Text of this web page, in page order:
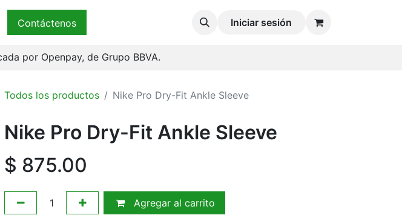
Contáctenos Iniciar sesión
por Openpay, de Grupo BBVA.
Todos los productos Nike Pro Dry-Fit Ankle Sleeve
Nike Pro Dry-Fit Ankle Sleeve
$ 875.00
Agregar al carrito